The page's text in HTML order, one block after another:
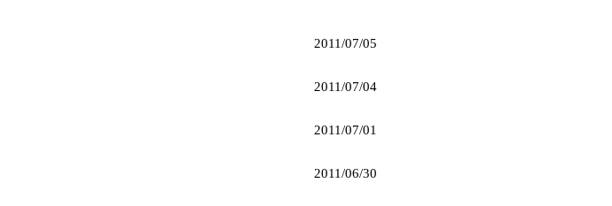
2011/07/05
2011/07/04
2011/07/01
2011/06/30